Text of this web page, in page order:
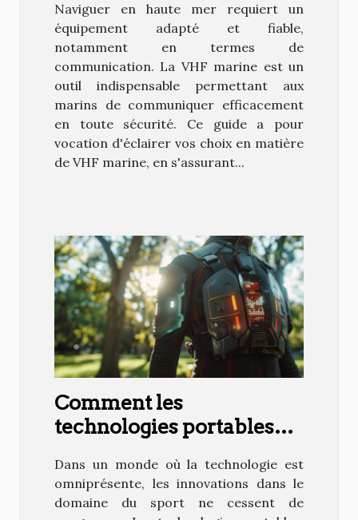
Naviguer en haute mer requiert un
équipement adapté et fiable,
notamment en termes de
communication. La VHF marine est un
outil indispensable permettant aux
marins de communiquer efficacement
en toute sécurité. Ce guide a pour
vocation d'éclairer vos choix en matière
de VHF marine, en s'assurant...
Comment les
technologies portables
performances sportives ?
Dans un monde où la technologie est
omniprésente, les innovations dans le
domaine du sport ne cessent de